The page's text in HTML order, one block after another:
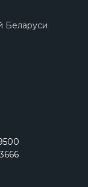
Беларуси